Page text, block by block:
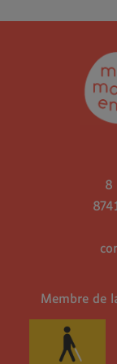
8
Membre de